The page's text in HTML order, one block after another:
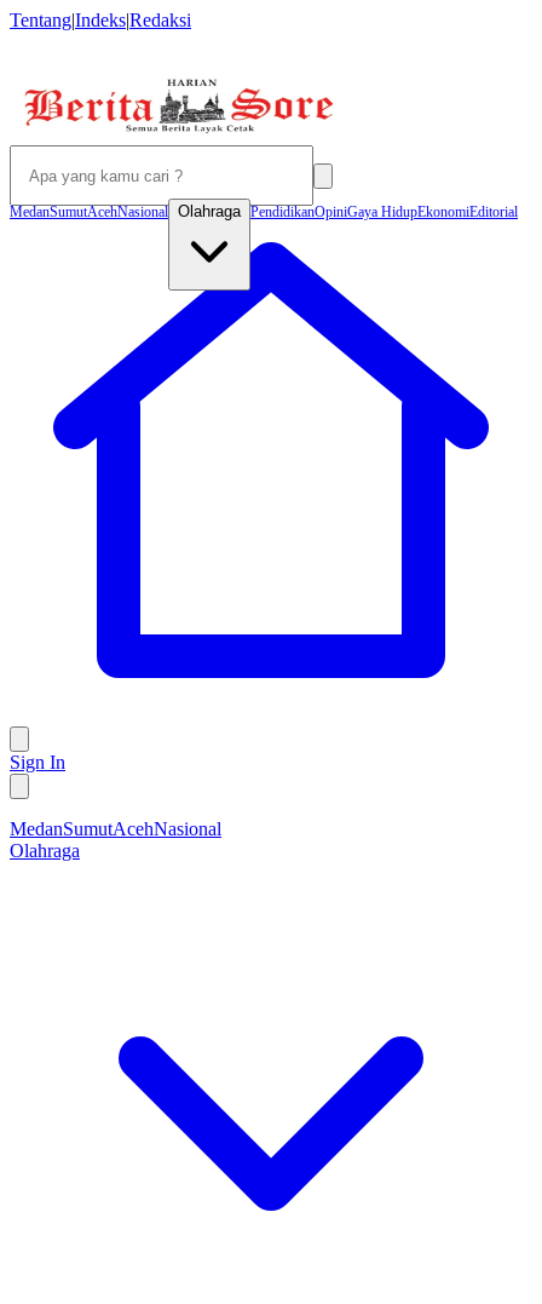
Tentang|Indeks|Redaksi
MedanSumutAcehNasional Olahraga PendidikanOpiniGaya HidupEkonomiEditorial
Sign In
MedanSumutAcehNasional
Olahraga